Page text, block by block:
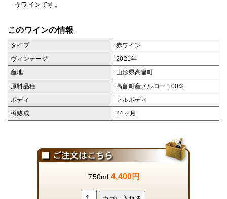
うワインです。
このワインの情報
タイプ 赤ワイン
ヴィンテージ 2021年
産地 山形県高畠町
原料品種 高畠町産メルロー 100％
ボディ フルボディ
樽熟成 24ヶ月
750ml 4,400円